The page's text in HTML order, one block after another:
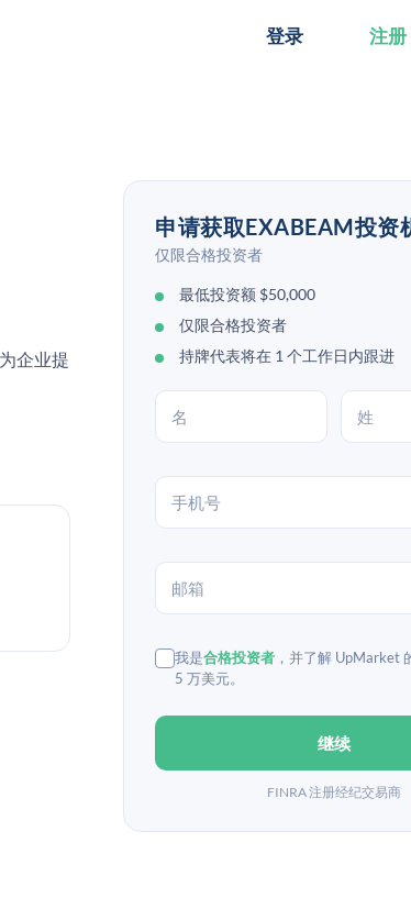
登录 注册
企业提
申请获取EXABEAM投资
仅限合格投资者
最低投资额 $50,000
仅限合格投资者
持牌代表将在 1 个工作日内跟进
我是合格投资者 ，并了解 UpMarket
5 万美元。
继续
FINRA 注册经纪交易商